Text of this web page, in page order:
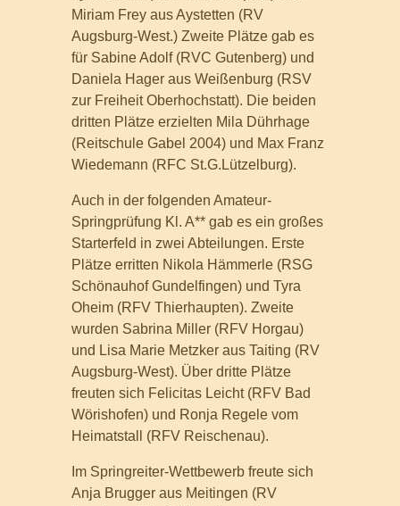
Miriam Frey aus Aystetten (RV
Augsburg-West.) Zweite Plätze gab es
für Sabine Adolf (RVC Gutenberg) und
Daniela Hager aus Weißenburg (RSV
zur Freiheit Oberhochstatt). Die beiden
dritten Plätze erzielten Mila Dührhage
(Reitschule Gabel 2004) und Max Franz
Wiedemann (RFC St.G.Lützelburg).
Auch in der folgenden Amateur-
Springprüfung Kl. A** gab es ein großes
Starterfeld in zwei Abteilungen. Erste
Plätze erritten Nikola Hämmerle (RSG
Schönauhof Gundelfingen) und Tyra
Oheim (RFV Thierhaupten). Zweite
wurden Sabrina Miller (RFV Horgau)
und Lisa Marie Metzker aus Taiting (RV
Augsburg-West). Über dritte Plätze
freuten sich Felicitas Leicht (RFV Bad
Wörishofen) und Ronja Regele vom
Heimatstall (RFV Reischenau).
Im Springreiter-Wettbewerb freute sich
Anja Brugger aus Meitingen (RV